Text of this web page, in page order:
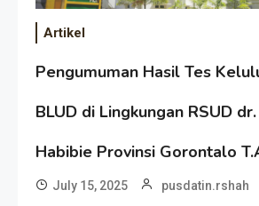
Artikel
Pengumuman Hasil Tes
BLUD di Lingkungan RSUD
Habibie Provinsi Gorontalo
July 15, 2025 pusdatin.rshah